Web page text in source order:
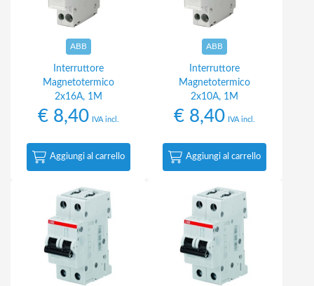
ABB
Interruttore
Magnetotermico
2x16A, 1M
€ 8,40 IVA incl.
Aggiungi al carrello
ABB
Interruttore
Magnetotermico
2x10A, 1M
€ 8,40 IVA incl.
Aggiungi al carrello